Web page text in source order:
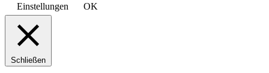
Einstellungen
OK
Schließen